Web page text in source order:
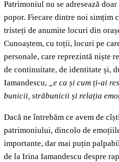
Patrimoniul nu se adresează
popor. Fiecare dintre noi simțim
tristeți de anumite locuri din
Cunoaștem, cu toții, locuri pe
personale, care reprezintă niște
de continuitate, de identitate și,
Iamandescu, „e ca și cum ți-ai
bunicii, străbunicii și relația
Dacă ne întrebăm ce avem de
patrimoniului, dincolo de
importante, dar mai puțin
de la Irina Iamandescu despre